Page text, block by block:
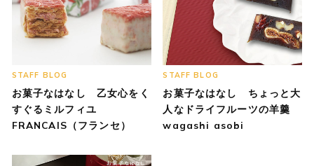
STAFF BLOG
お菓子なはなし 乙女心をく
すぐるミルフィユ
FRANCAIS（フランセ）
STAFF BLOG
お菓子なはなし ちょっと大
人なドライフルーツの羊羹
wagashi asobi